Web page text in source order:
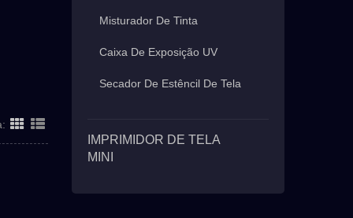
Misturador De Tinta
Caixa De Exposição UV
Secador De Estêncil De Tela
IMPRIMIDOR DE TELA
MINI